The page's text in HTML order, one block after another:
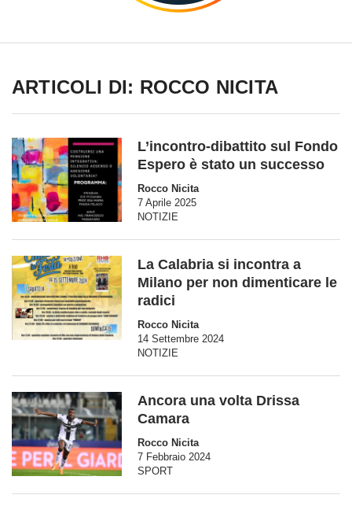
ARTICOLI DI: ROCCO NICITA
L’incontro-dibattito sul Fondo
Espero è stato un successo
Rocco Nicita
7 Aprile 2025
NOTIZIE
La Calabria si incontra a
Milano per non dimenticare le
radici
Rocco Nicita
14 Settembre 2024
NOTIZIE
Ancora una volta Drissa
Camara
Rocco Nicita
7 Febbraio 2024
SPORT